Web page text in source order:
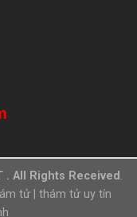
. All Rights Received .
tử
thám tử uy tín